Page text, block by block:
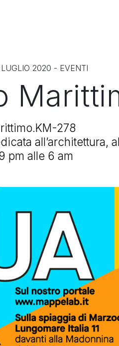
LUGLIO 2020 - EVENTI
278
all’architettura,
pm alle 6 am